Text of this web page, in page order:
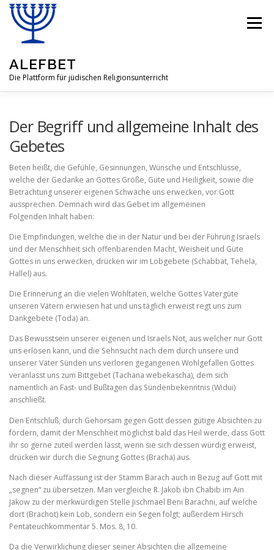
Zum
Inhalt
springen
ALEFBET
Die Plattform für jüdischen Religionsunterricht
Menü
GASTBEITRÄGE ÜBER UNSERE IDEE
Der Begriff und allgemeine Inhalt des
Gebetes
Beten heißt, die Gefühle, Gesinnungen, Wünsche und Entschlüs­se,
welche der Gedanke an Gottes Größe, Güte und Heiligkeit, sowie die
Betrachtung unserer eigenen Schwäche uns erwecken, vor Gott
aussprechen. Demnach wird das Gebet im allgemeinen
Folgenden Inhalt haben:
Die Empfindungen, welche die in der Natur und bei der Führung Israels
und der Menschheit sich offenbarenden Macht, Weisheit und Güte
Gottes in uns erwecken, drücken wir im Lobgebete (Schabbat, Tehela,
Hallel) aus.
Die Erinnerung an die vielen Wohltaten, welche Gottes Vatergü­te
unseren Vätern erwiesen hat und uns täglich erweist regt uns zum
Dankgebete (Toda) an.
Das Bewusstsein unserer eigenen und Israels Not, aus welcher nur Gott
uns erlösen kann, und die Sehnsucht nach dem durch unsere und
unserer Väter Sünden uns verloren gegangenen Wohlgefallen Gottes
veranlasst uns zum Bittgebet (Tachana webekascha), dem sich
namentlich an Fast‑ und Bußtagen das Sündenbekenntnis (Widui)
anschließt.
Den Entschluß, durch Gehorsam gegen Gott dessen gütige Absich­ten zu
fördern, damit der Menschheit möglichst bald das Heil werde, dass Gott
ihr so gerne zuteil werden lässt, wenn sie sich dessen würdig erweist,
drücken wir durch die Segnung Gottes (Bracha) aus.
Nach dieser Auffassung ist der Stamm Barach auch in Bezug auf Gott mit
„segnen“ zu übersetzen. Man vergleiche R. Jakob ibn Chabib im Ain
Jakow zu der merkwürdigen Stelle Jischmael Beni Barachni, auf welche
dort (Brachot) kein Lob, sondern ein Segen folgt; außerdem Hirsch
Pentateuchkommentar 5. Mos. 8, 10.
Da die Verwirklichung dieser seiner Absichten die allgemeine